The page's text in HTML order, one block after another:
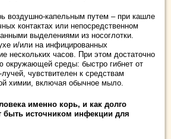
воздушно-капельным путем – при кашле
контактах или непосредственном
выделениями из носоглотки.
и/или на инфицированных
нескольких часов. При этом достаточно
окружающей среды: быстро гибнет от
чувствителен к средствам
химии, включая обычное мыло.
именно корь, и как долго
быть источником инфекции для